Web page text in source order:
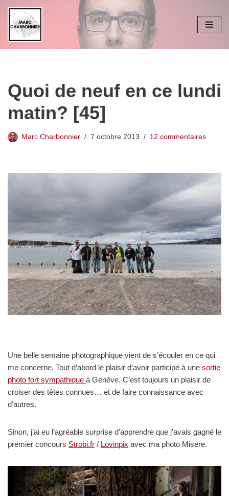
Aller
au
contenu
Quoi de neuf en ce lundi
matin? [45]
Marc Charbonnier 7 octobre 2013 12 commentaires
Une belle semaine photographique vient de s’écouler en ce qui
me concerne. Tout d’abord le plaisir d’avoir participé à une sortie
photo fort sympathique à Genève. C’est toujours un plaisir de
croiser des têtes connues… et de faire connaissance avec
d’autres.
Sinon, j’ai eu l’agréable surprise d’apprendre que j’avais gagné le
premier concours Strobi.fr / Lovinpix avec ma photo Misere.